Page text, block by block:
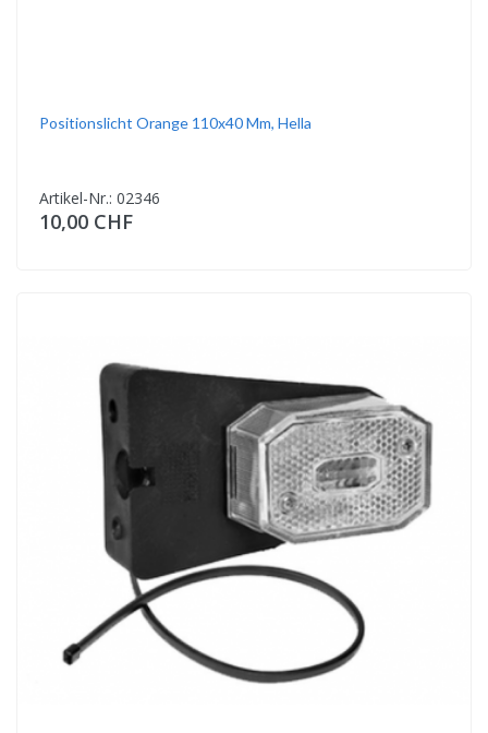
Positionslicht Orange 110x40 Mm, Hella
Artikel-Nr.: 02346
10,00 CHF